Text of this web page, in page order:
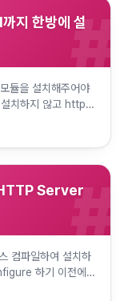
지 한방에 설#
을 설치해주어야
치하지 않고 httpd
Server#
컴파일하여 설치하
하기 이전에